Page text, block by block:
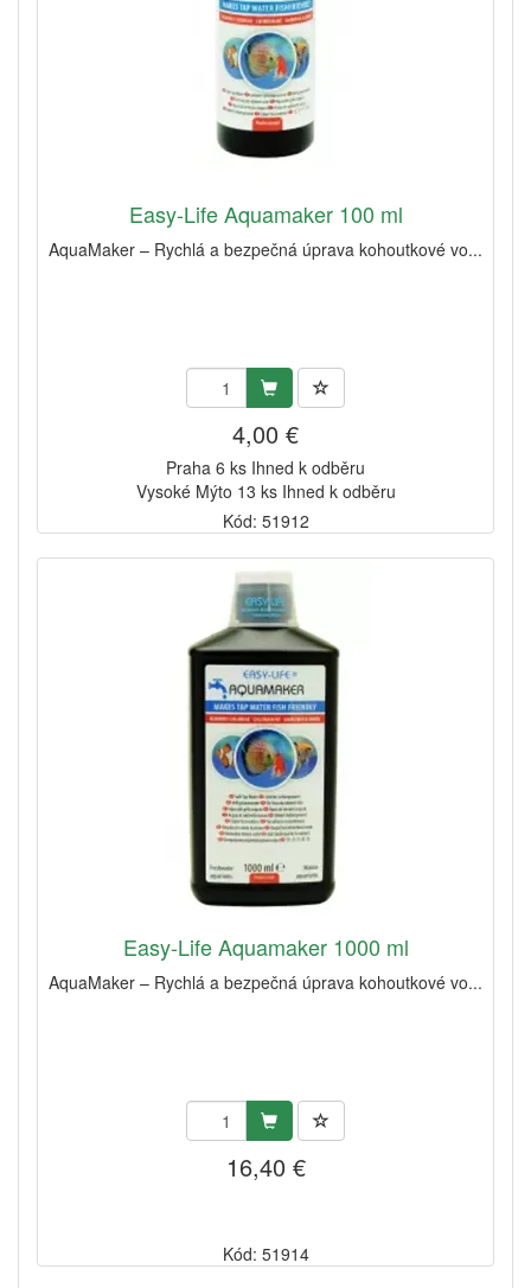
Easy-Life Aquamaker 100 ml
AquaMaker – Rychlá a bezpečná úprava kohoutkové vo...
4,00 €
Praha 6 ks Ihned k odběru
Vysoké Mýto 13 ks Ihned k odběru
Kód: 51912
Easy-Life Aquamaker 1000 ml
AquaMaker – Rychlá a bezpečná úprava kohoutkové vo...
16,40 €
Kód: 51914